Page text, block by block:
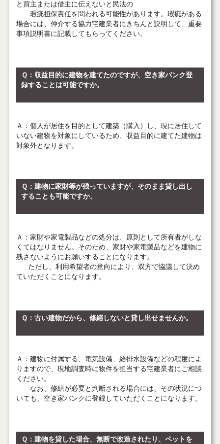
と買主または借主に伝えないと民法の
瑕疵担保責任を問われる可能性があります。瑕疵がある
場合には、仲介する協力宅建業者にきちんと説明して、重要
事項説明書に記載してもらってください。
Ｑ ：収益目的に建物を建てたのですが、空き家バンク登
録することは可能ですか。
Ａ ：個人が居住を目的として建築（購入）し、現に居住して
いない建物を対象にしているため、収益目的に建てた建物は
対象外となります。
Ｑ ：建物に家財等が残っていますが、そのまま貸し出し
することも可能ですか。
Ａ ：家財や家電製品などの処分は、原則として所有者がしな
くてはなりません。そのため、家財や家電製品などを建物に
残さないようにお願いすることになります。
ただし、利用希望者の意向により、双方で協議して決め
ていただくことになります。
Ｑ ：古い建物だから、修繕しないと貸し出せませんか。
Ａ ：建物に付属する、電気設備、給排水設備などの程度によ
りますので、現地調査時に物件を担当する宅建業者にご相談
ください。
なお、修繕が必要と判断される場合には、その状況につ
いても、空き家バンクに登録していただくことになります。
Ｑ ：建物を貸した場合、無断で改造されたり、ペットを